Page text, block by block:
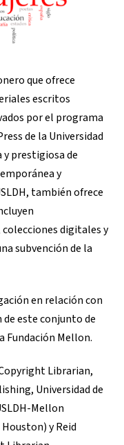
que ofrece
escritos
por el programa
de la Universidad
prestigiosa de
y
también ofrece
digitales y
subvención de la
en relación con
este conjunto de
Fundación Mellon.
Librarian,
Universidad de
Mellon
y Reid